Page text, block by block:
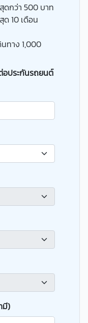
ดกว่า 500 บาท
10 เดือน
ทาง 1,000
อประกันรถยนต์
มี)